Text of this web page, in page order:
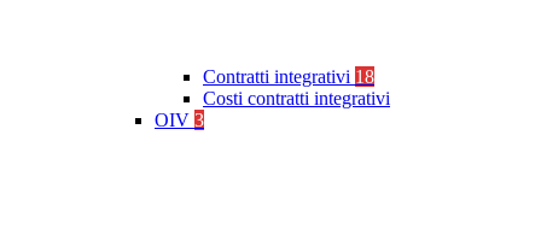
Contratti integrativi 18
Costi contratti integrativi
OIV 3